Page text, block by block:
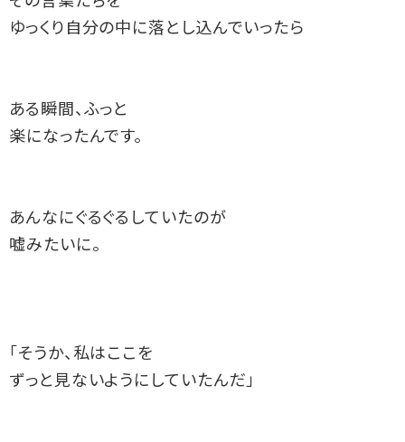
ゆっくり自分の中に落とし込んでいったら
ある瞬間、ふっと
楽になったんです。
あんなにぐるぐるしていたのが
嘘みたいに。
「そうか、私はここを
ずっと見ないようにしていたんだ」